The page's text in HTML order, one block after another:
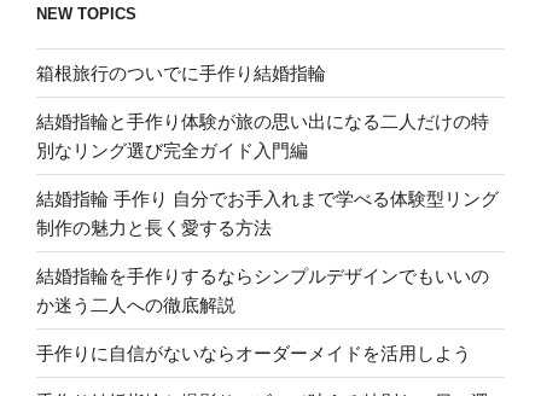
NEW TOPICS
箱根旅行のついでに手作り結婚指輪
結婚指輪と手作り体験が旅の思い出になる二人だけの特
別なリング選び完全ガイド入門編
結婚指輪 手作り 自分でお手入れまで学べる体験型リング
制作の魅力と長く愛する方法
結婚指輪を手作りするならシンプルデザインでもいいの
か迷う二人への徹底解説
手作りに自信がないならオーダーメイドを活用しよう